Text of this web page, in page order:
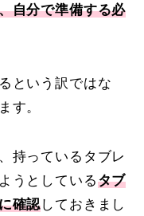
自分で準備する必
という訳ではな
す。
持っているタブレ
うとしているタブ
確認しておきまし